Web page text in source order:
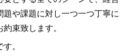
代行
融公庫 とは
資金調達
や課題に対し一つ一つ丁寧に
束致します。
。